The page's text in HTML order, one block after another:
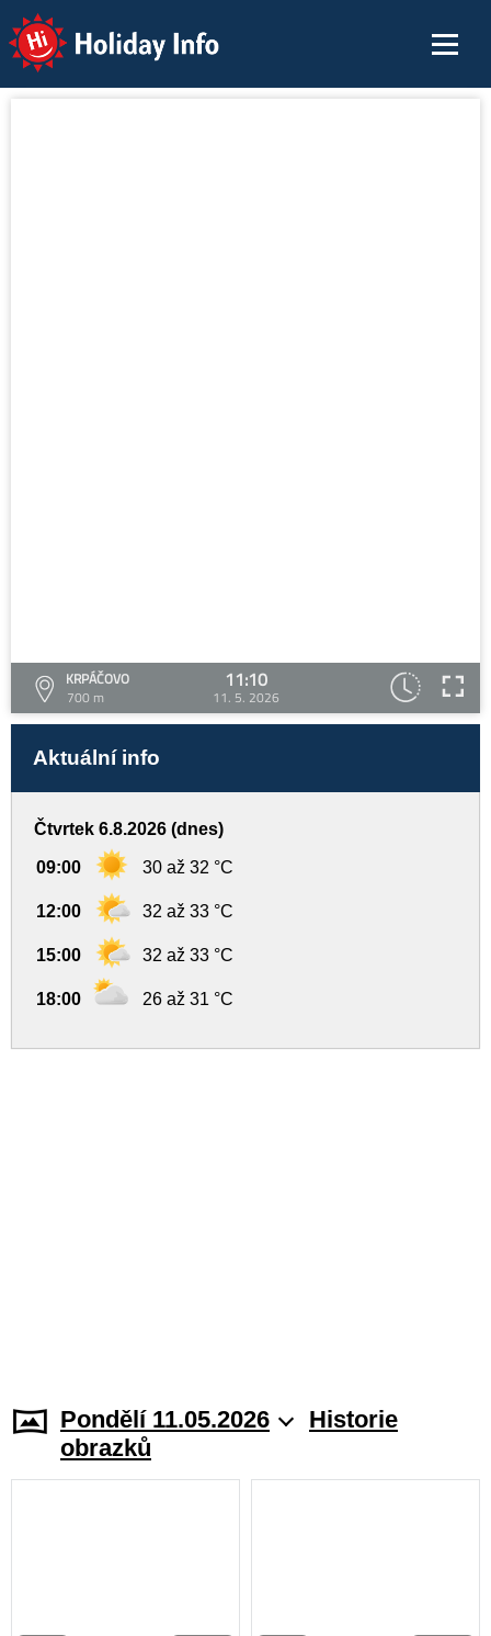
Holiday Info
KRPÁČOVO
700 m
11:10
11. 5. 2026
Aktuální info
Čtvrtek 6.8.2026 (dnes)
09:00 30 až 32 °C
12:00 32 až 33 °C
15:00 32 až 33 °C
18:00 26 až 31 °C
Pondělí 11.05.2026
Historie
obrazků